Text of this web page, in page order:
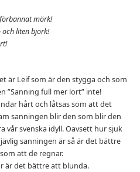
mörk!
och liten björk!
är Leif som är den stygga och som
”Sanning full mer lort” inte!
hårt och låtsas som att det
sanningen blir den som blir den
svenska idyll. Oavsett hur sjuk
sanningen är så är det bättre
att de regnar.
är det bättre att blunda.